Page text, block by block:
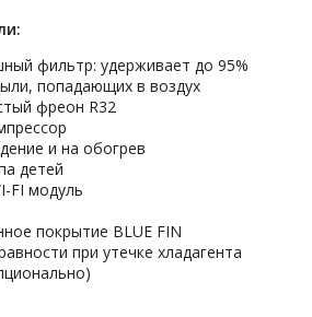
фильтр: удерживает до 95%
попадающих в воздух
фреон R32
и на обогрев
детей
FI модуль
покрытие BLUE FIN
при утечке хладагента